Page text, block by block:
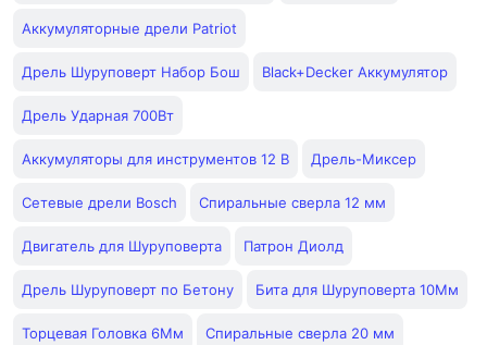
Аккумуляторные дрели Patriot
Дрель Шуруповерт Набор Бош Black+Decker Аккумулятор
Дрель Ударная 700Вт
Аккумуляторы для инструментов 12 В Дрель-Миксер
Сетевые дрели Bosch Спиральные сверла 12 мм
Двигатель для Шуруповерта Патрон Диолд
Дрель Шуруповерт по Бетону Бита для Шуруповерта 10Мм
Торцевая Головка 6Мм Спиральные сверла 20 мм